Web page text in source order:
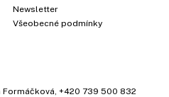
Newsletter
Všeobecné podmínky
Formáčková +420 739 500 832